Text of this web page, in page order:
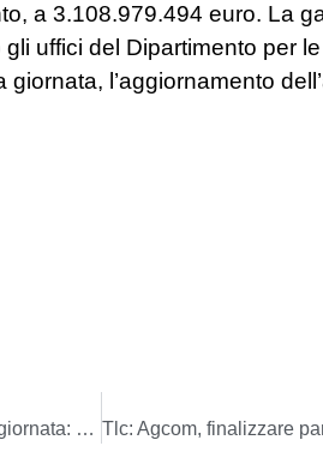
a 3.108.979.494 euro. La
uffici del Dipartimento per
l’aggiornamento
DTT, dividendo esterno (frequenze 4G), settima giornata: sale a 3,08 mld di euro l’importo totale delle offerte